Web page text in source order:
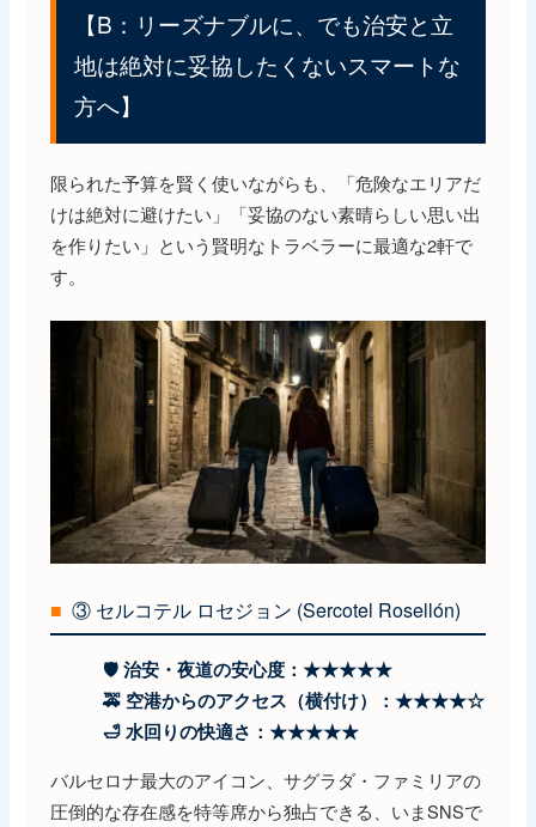
【B：リーズナブルに、でも治安と立
地は絶対に妥協したくないスマートな
方へ】
限られた予算を賢く使いながらも、「危険なエリアだ
けは絶対に避けたい」「妥協のない素晴らしい思い出
を作りたい」という賢明なトラベラーに最適な2軒で
す。
■ ③ セルコテル ロセジョン (Sercotel Rosellón)
🛡️ 治安・夜道の安心度：★★★★★
🚕 空港からのアクセス（横付け）：★★★★☆
🛁 水回りの快適さ：★★★★★
バルセロナ最大のアイコン、サグラダ・ファミリアの
圧倒的な存在感を特等席から独占できる、いまSNSで